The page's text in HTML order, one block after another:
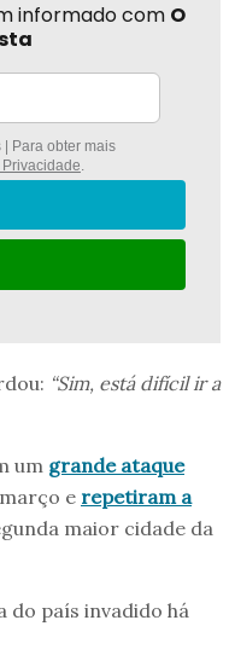
informado com O
Para obter mais
.
“Sim, está difícil ir a
um grande ataque
e repetiram a
maior cidade da
país invadido há